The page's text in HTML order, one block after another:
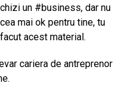
un #business, dar nu
mai ok pentru tine, tu
acest material.
cariera de antreprenor